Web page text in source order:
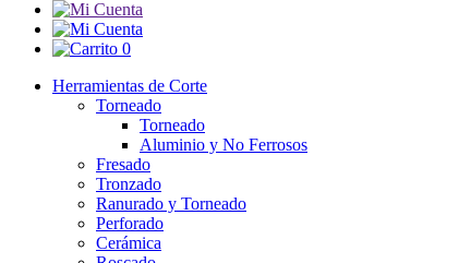
0
Herramientas de Corte
Torneado
Torneado
Aluminio y No Ferrosos
Fresado
Tronzado
Ranurado y Torneado
Perforado
Cerámica